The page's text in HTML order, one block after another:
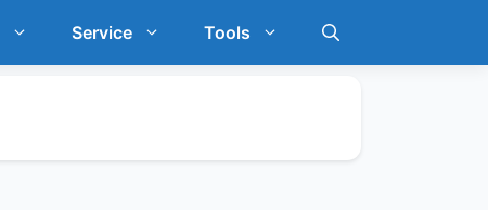
Service Tools